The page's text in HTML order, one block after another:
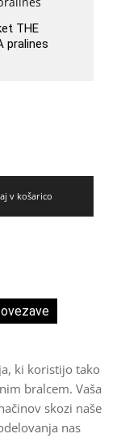
THE
pralines
v košarico
ki koristijo tako
bralcem. Vaša
skozi naše
nas